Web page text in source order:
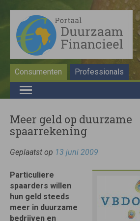
Consumenten Professionals
Meer geld op duurzame
spaarrekening
Geplaatst op 13 juni 2009
Particuliere
spaarders willen
hun geld steeds
meer in duurzame
bedrijven en